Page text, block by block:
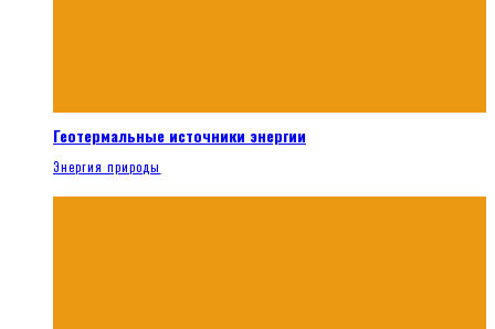
Геотермальные источники энергии
Энергия природы